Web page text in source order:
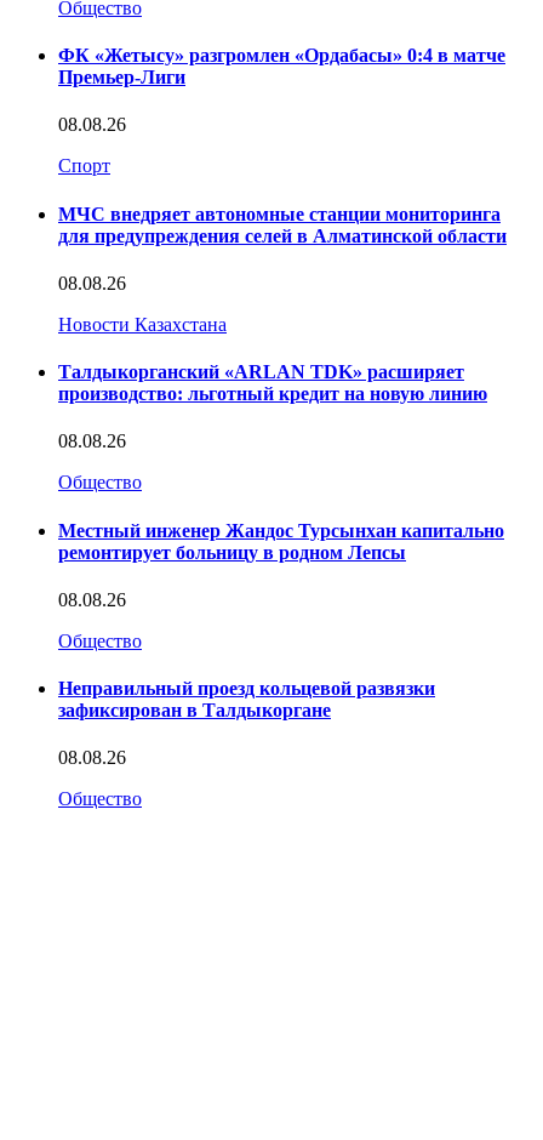
Общество
ФК «Жетысу» разгромлен «Ордабасы» 0:4 в матче
Премьер-Лиги
08.08.26
Спорт
МЧС внедряет автономные станции мониторинга
для предупреждения селей в Алматинской области
08.08.26
Новости Казахстана
Талдыкорганский «ARLAN TDK» расширяет
производство: льготный кредит на новую линию
08.08.26
Общество
Местный инженер Жандос Турсынхан капитально
ремонтирует больницу в родном Лепсы
08.08.26
Общество
Неправильный проезд кольцевой развязки
зафиксирован в Талдыкоргане
08.08.26
Общество